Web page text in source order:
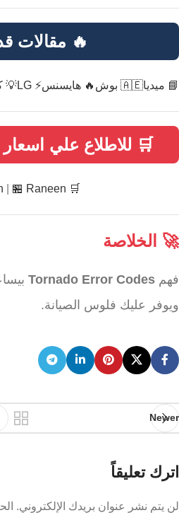
🔥 مقالات
📘 ميديا🇦🇪 بوش 🔥 هايسنس⚡ LG
💡
🛒 للاطلاع علي اسعار
🛒 Amazon
🏪 Raneen
🚀 الخلاصة
فهم Tornado Error Codes
ويوفر عليك فلوس الصيانة.
Newer
اترك تعليقاً
لن يتم نشر عنوان بريدك الإلكتروني.